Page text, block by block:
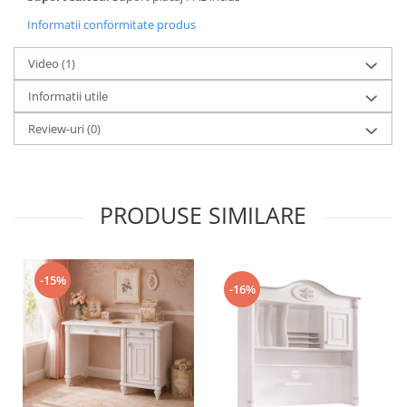
Informatii conformitate produs
Video (1)
Informatii utile
Review-uri(0)
PRODUSE SIMILARE
-15%
-16%